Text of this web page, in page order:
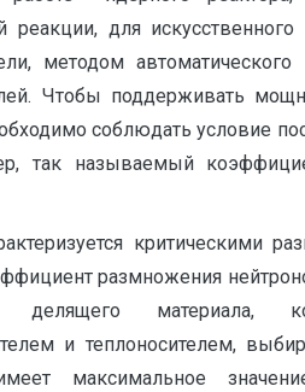
реакции, для
методом
Чтобы поддерживать
соблюдать условие
так называемый
критическими
размножения
делящего материала,
и теплоносителем,
максимальное